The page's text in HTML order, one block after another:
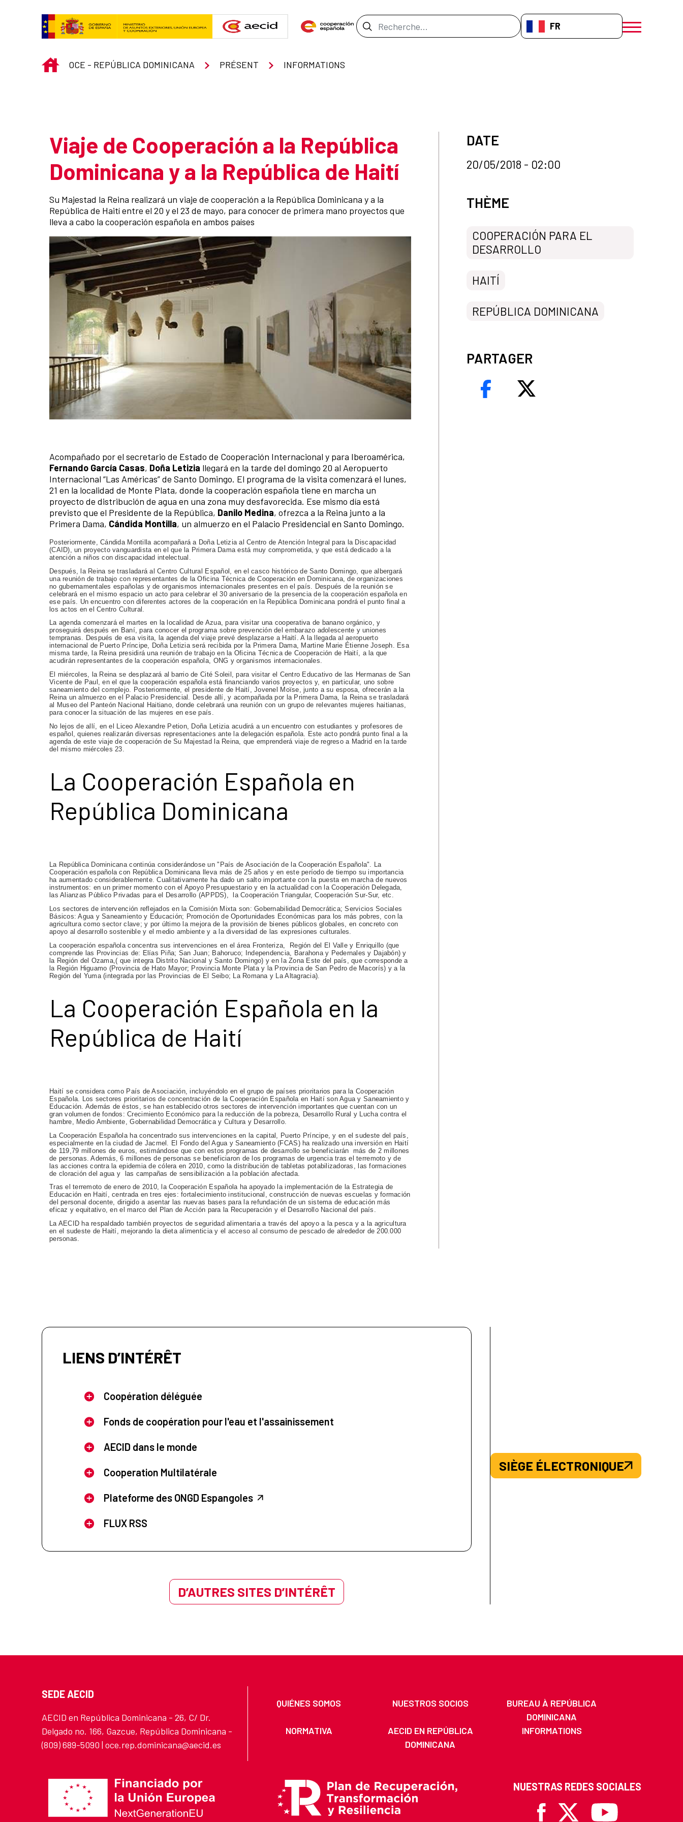
Barre de recherche FR-FR
menú móvil
INICIO
OCE - REPÚBLICA DOMINICANA PRÉSENT INFORMATIONS
Viaje de Cooperación a la República
Dominicana y a la República de Haití
Resumen de la noticia
​Su Majestad la Reina realizará un viaje de cooperación a la República Dominicana y a la
República de Haití entre el 20 y el 23 de mayo, para conocer de primera mano proyectos que
lleva a cabo la cooperación española en ambos países
A​compañado por el secretario de Estado de Cooperación Internacional y para Iberoamérica,
Fernando García Casas, Doña Letizia llegará en la tarde del domingo 20 al Aeropuerto
Internacional “Las Américas” de Santo Domingo. El programa de la visita comenzará el lunes,
21 en la localidad de Monte Plata, donde la cooperación española tiene en marcha un
proyecto de distribución de agua en una zona muy desfavorecida. Ese mismo día está
previsto que el Presidente de la República, Danilo Medina, ofrezca a la Reina junto a la
Primera Dama, Cándida Montilla, un almuerzo en el Palacio Presidencial en Santo Domingo.
Posteriormente, Cándida Montilla acompañará a Doña Letizia al Centro de Atención Integral para la Discapacidad
(CAID), un proyecto vanguardista en el que la Primera Dama está muy comprometida, y que está dedicado a la
atención a niños con discapacidad intelectual.
Después, la Reina se trasladará al Centro Cultural Español, en el casco histórico de Santo Domingo, que albergará
una reunión de trabajo con representantes de la Oficina Técnica de Cooperación en Dominicana, de organizaciones
no gubernamentales españolas y de organismos internacionales presentes en el país. Después de la reunión se
celebrará en el mismo espacio un acto para celebrar el 30 aniversario de la presencia de la cooperación española en
ese país. Un encuentro con diferentes actores de la cooperación en la República Dominicana pondrá el punto final a
los actos en el Centro Cultural.
La agenda comenzará el martes en la localidad de Azua, para visitar una cooperativa de banano orgánico, y
proseguirá después en Baní, para conocer el programa sobre prevención del embarazo adolescente y uniones
tempranas. Después de esa visita, la agenda del viaje prevé desplazarse a Haití. A la llegada al aeropuerto
internacional de Puerto Príncipe, Doña Letizia será recibida por la Primera Dama, Martine Marie Étienne Joseph. Esa
misma tarde, la Reina presidirá una reunión de trabajo en la Oficina Técnica de Cooperación de Haití, a la que
acudirán representantes de la cooperación española, ONG y organismos internacionales.
El miércoles, la Reina se desplazará al barrio de Cité Soleil, para visitar el Centro Educativo de las Hermanas de San
Vicente de Paul, en el que la cooperación española está financiando varios proyectos y, en particular, uno sobre
saneamiento del complejo. Posteriormente, el presidente de Haití, Jovenel Moïse, junto a su esposa, ofrecerán a la
Reina un almuerzo en el Palacio Presidencial. Desde allí, y acompañada por la Primera Dama, la Reina se trasladará
al Museo del Panteón Nacional Haitiano, donde celebrará una reunión con un grupo de relevantes mujeres haitianas,
para conocer la situación de las mujeres en ese país.
No lejos de allí, en el Liceo Alexandre Petion, Doña Letizia acudirá a un encuentro con estudiantes y profesores de
español, quienes realizarán diversas representaciones ante la delegación española. Este acto pondrá punto final a la
agenda de este viaje de cooperación de Su Majestad la Reina, que emprenderá viaje de regreso a Madrid en la tarde
del mismo miércoles 23.
La Cooperación Española en
República Dominicana
La República Dominicana continúa considerándose un "País de Asociación de la Cooperación Española". La
Cooperación española con República Dominicana lleva más de 25 años y en este período de tiempo su importancia
ha aumentado considerablemente. Cualitativamente ha dado un salto importante con la puesta en marcha de nuevos
instrumentos: en un primer momento con el Apoyo Presupuestario y en la actualidad con la Cooperación Delegada,
las Alianzas Público Privadas para el Desarrollo (APPDS), la Cooperación Triangular, Cooperación Sur-Sur, etc.
Los sectores de intervención reflejados en la Comisión Mixta son: Gobernabilidad Democrática; Servicios Sociales
Básicos: Agua y Saneamiento y Educación; Promoción de Oportunidades Económicas para los más pobres, con la
agricultura como sector clave; y por último la mejora de la provisión de bienes públicos globales, en concreto con
apoyo al desarrollo sostenible y el medio ambiente y a la diversidad de las expresiones culturales.
La cooperación española concentra sus intervenciones en el área Fronteriza, Región del El Valle y Enriquillo (que
comprende las Provincias de: Elías Piña; San Juan; Bahoruco; Independencia, Barahona y Pedernales y Dajabón) y
la Región del Ozama,( que integra Distrito Nacional y Santo Domingo) y en la Zona Este del país, que corresponde a
la Región Higuamo (Provincia de Hato Mayor; Provincia Monte Plata y la Provincia de San Pedro de Macorís) y a la
Región del Yuma (integrada por las Provincias de El Seibo; La Romana y La Altagracia).
La Cooperación Española en la
República de Haití
Haití se considera como País de Asociación, incluyéndolo en el grupo de países prioritarios para la Cooperación
Española. Los sectores prioritarios de concentración de la Cooperación Española en Haití son Agua y Saneamiento y
Educación. Además de éstos, se han establecido otros sectores de intervención importantes que cuentan con un
gran volumen de fondos: Crecimiento Económico para la reducción de la pobreza, Desarrollo Rural y Lucha contra el
hambre, Medio Ambiente, Gobernabilidad Democrática y Cultura y Desarrollo.
La Cooperación Española ha concentrado sus intervenciones en la capital, Puerto Príncipe, y en el sudeste del país,
especialmente en la ciudad de Jacmel. El Fondo del Agua y Saneamiento (FCAS) ha realizado una inversión en Haití
de 119,79 millones de euros, estimándose que con estos programas de desarrollo se beneficiarán más de 2 millones
de personas. Además, 6 millones de personas se beneficiaron de los programas de urgencia tras el terremoto y de
las acciones contra la epidemia de cólera en 2010, como la distribución de tabletas potabilizadoras, las formaciones
de cloración del agua y las campañas de sensibilización a la población afectada.
Tras el terremoto de enero de 2010, la Cooperación Española ha apoyado la implementación de la Estrategia de
Educación en Haití, centrada en tres ejes: fortalecimiento institucional, construcción de nuevas escuelas y formación
del personal docente, dirigido a asentar las nuevas bases para la refundación de un sistema de educación más
eficaz y equitativo, en el marco del Plan de Acción para la Recuperación y el Desarrollo Nacional del país.
La AECID ha respaldado también proyectos de seguridad alimentaria a través del apoyo a la pesca y a la agricultura
en el sudeste de Haití, mejorando la dieta alimenticia y el acceso al consumo de pescado de alrededor de 200.000
personas.​
DATE
20/05/2018 - 02:00
Categorías de la noticia
THÈME
COOPERACIÓN PARA EL
DESARROLLO
HAITÍ
REPÚBLICA DOMINICANA
PARTAGER
LIENS D’INTÉRÊT
Coopération déléguée
Fonds de coopération pour l'eau et l'assainissement
AECID dans le monde
Cooperation Multilatérale
Plateforme des ONGD Espangoles
FLUX RSS
D’AUTRES SITES D’INTÉRÊT
SIÈGE ÉLECTRONIQUE
SEDE AECID
AECID en República Dominicana - 26, C/ Dr.
Delgado no. 166, Gazcue, República Dominicana -
(809) 689-5090 | oce.rep.dominicana@aecid.es
QUIÉNES SOMOS NUESTROS SOCIOS
BUREAU À REPÚBLICA
DOMINICANA
NORMATIVA
AECID EN REPÚBLICA
DOMINICANA
INFORMATIONS
NUESTRAS REDES SOCIALES
Facebook
X Youtube